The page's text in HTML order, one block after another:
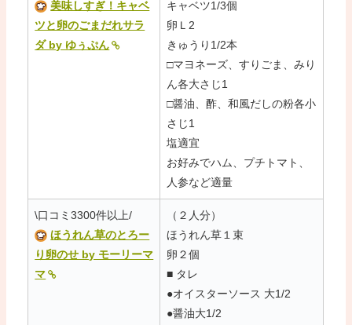
美味しすぎ！キャベ
ツと卵のごまだれサラ
ダ by ゆぅぷん
キャベツ1/3個
卵Ｌ2
きゅうり1/2本
□マヨネーズ、すりごま、みり
ん各大さじ1
□醤油、酢、和風だしの粉各小
さじ1
塩適宜
お好みでハム、プチトマト、
人参など適量
\口コミ3300件以上/
ほうれん草のとろー
り卵のせ by モーリーマ
マ
（２人分）
ほうれん草１束
卵２個
■ タレ
●オイスターソース 大1/2
●醤油大1/2